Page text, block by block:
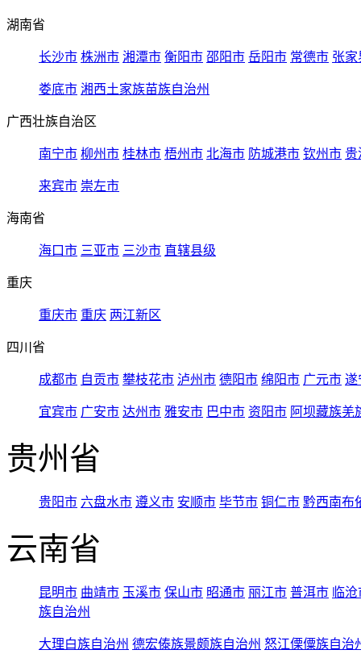
湖南省
长沙市 株洲市 湘潭市 衡阳市 邵阳市 岳阳市 常德市 张家
娄底市 湘西土家族苗族自治州
广西壮族自治区
南宁市 柳州市 桂林市 梧州市 北海市 防城港市 钦州市 贵
来宾市 崇左市
海南省
海口市 三亚市 三沙市 直辖县级
重庆
重庆市 重庆 两江新区
四川省
成都市 自贡市 攀枝花市 泸州市 德阳市 绵阳市 广元市 遂
宜宾市 广安市 达州市 雅安市 巴中市 资阳市 阿坝藏族羌
贵州省
贵阳市 六盘水市 遵义市 安顺市 毕节市 铜仁市 黔西南布
云南省
昆明市 曲靖市 玉溪市 保山市 昭通市 丽江市 普洱市 临
族自治州
大理白族自治州 德宏傣族景颇族自治州 怒江傈僳族自治